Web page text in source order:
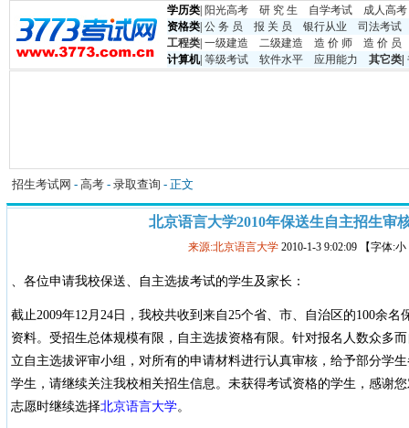
学历类 阳光高考 研 究 生 自学考试
成人高考
资格类 公 务 员 报 关 员 银行从业
司法考试
工程类 一级建造 二级建造 造 价 师
造 价 员
计算机| 等级考试 软件水平 应用能力 其它类
招生考试网 - 高考 - 录取查询 - 正文
北京语言大学2010年保送生自主招生审
来源:北京语言大学 2010-1-3 9:02:09 【字体:
、各位申请我校保送、自主选拔考试的学生及家长：
截止2009年12月24日，我校共收到来自25个省、市、自治区的100余名
资料。受招生总体规模有限，自主选拔资格有限。针对报名人数众多
立自主选拔评审小组，对所有的申请材料进行认真审核，给予部分学
学生，请继续关注我校相关招生信息。未获得考试资格的学生，感谢
志愿时继续选择北京语言大学。